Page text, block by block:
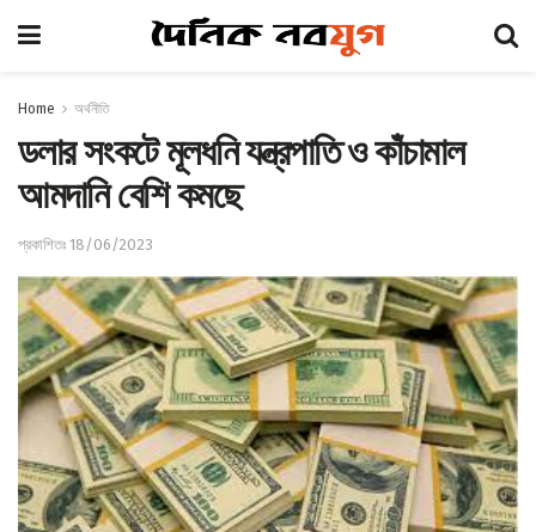
Home অর্থনীতি
ডলার সংকটে মূলধনি যন্ত্রপাতি ও কাঁচামাল
আমদানি বেশি কমছে
প্রকাশিতঃ 18/06/2023